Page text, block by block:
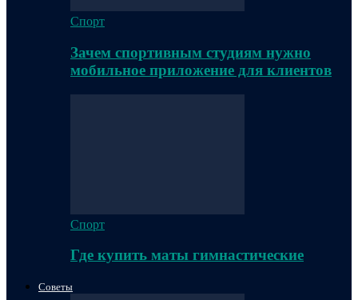
Спорт
Зачем спортивным студиям нужно
мобильное приложение для клиентов
Спорт
Где купить маты гимнастические
Советы